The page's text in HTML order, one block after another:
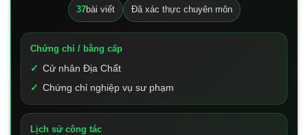
37bài viết Đã xác thực chuyên môn
Chứng chỉ / bằng cấp
Cử nhân Địa Chất
Chứng chỉ nghiệp vụ sư phạm
Lịch sử công tác